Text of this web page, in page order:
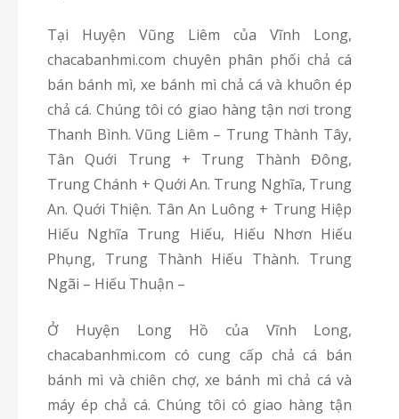
Tại Huyện Vũng Liêm của Vĩnh Long,
chacabanhmi.com chuyên phân phối chả cá
bán bánh mì, xe bánh mì chả cá và khuôn ép
chả cá. Chúng tôi có giao hàng tận nơi trong
Thanh Bình. Vũng Liêm – Trung Thành Tây,
Tân Quới Trung + Trung Thành Đông,
Trung Chánh + Quới An. Trung Nghĩa, Trung
An. Quới Thiện. Tân An Luông + Trung Hiệp
Hiếu Nghĩa Trung Hiếu, Hiếu Nhơn Hiếu
Phụng, Trung Thành Hiếu Thành. Trung
Ngãi – Hiếu Thuận –
Ở Huyện Long Hồ của Vĩnh Long,
chacabanhmi.com có cung cấp chả cá bán
bánh mì và chiên chợ, xe bánh mì chả cá và
máy ép chả cá. Chúng tôi có giao hàng tận